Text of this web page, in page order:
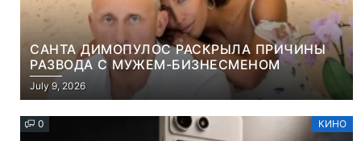
САНТА ДИМОПУЛОС РАСКРЫЛА ПРИЧИНЫ
РАЗВОДА С МУЖЕМ-БИЗНЕСМЕНОМ
July 9, 2026
0 КИНО